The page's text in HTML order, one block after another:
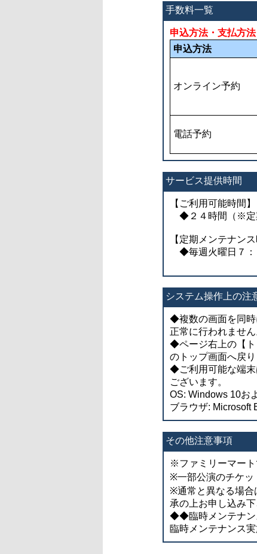
手数料一覧
申込方法・支払方
申込方法
オンライン予約
電話予約
サービス提供時間
【ご利用可能時間】
◆２４時間（※定
【定期メンテナンス
◆毎週火曜日７：
システム操作上の注
◆複数の画面を同時
正常に行われませ
◆ページ右上の【ト
のトップ画面へ戻り
◆ご利用可能な端末
ございます。
OS: Windows 10お
ブラウザ: Microsoft
その他注意事項
※ファミリーマート
※一部公演のチケッ
※通常と異なる場合
承の上お申し込み下
◆◆臨時メンテナン
臨時メンテナンス